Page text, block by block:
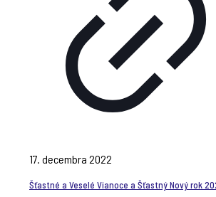
17. decembra 2022
Šťastné a Veselé Vianoce a Šťastný Nový rok